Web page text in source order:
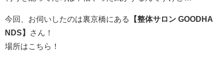
今回、お伺いしたのは裏京橋にある 【整体サロン GOODHA
NDS 】
さん！
場所はこちら！